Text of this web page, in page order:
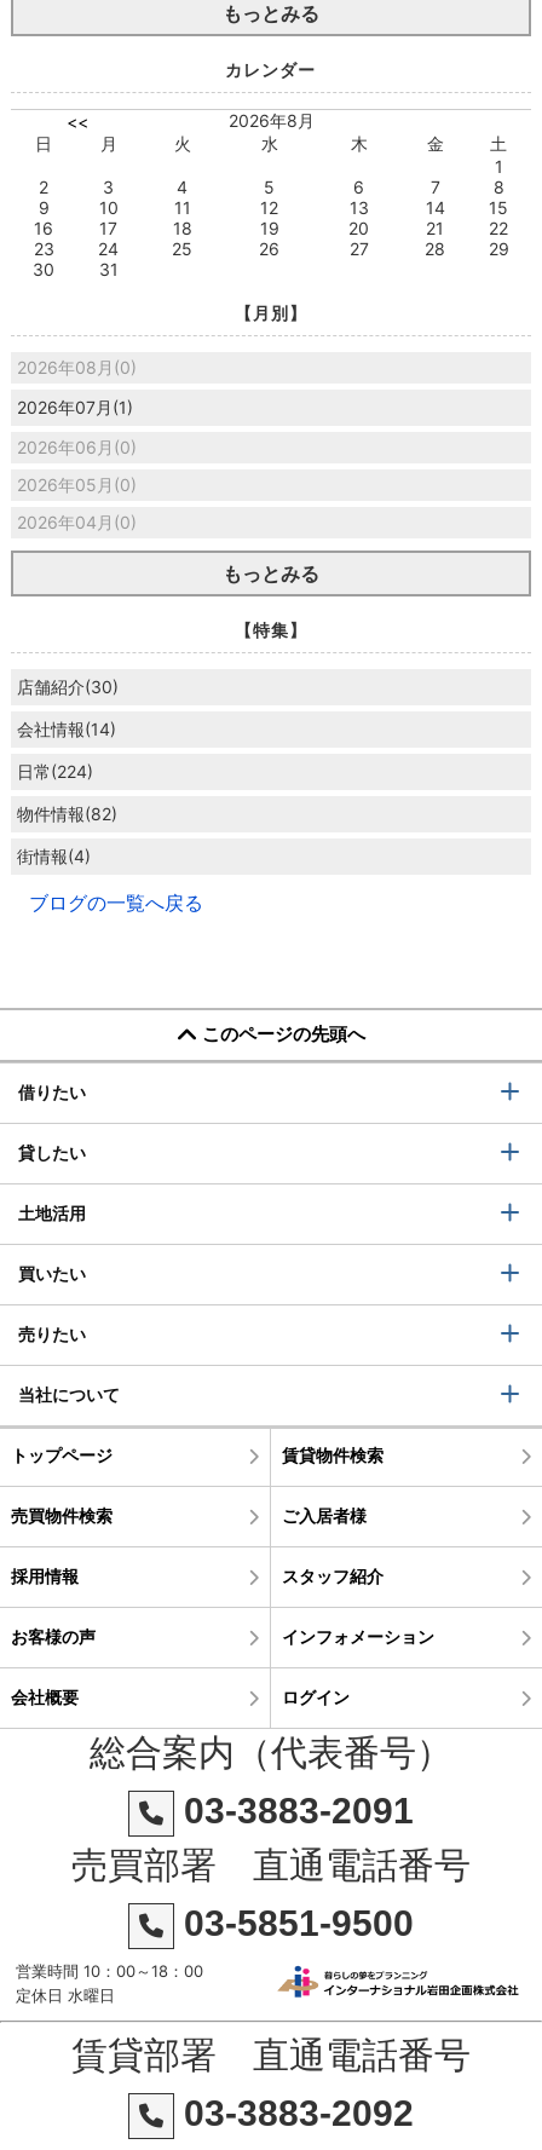
もっとみる
カレンダー
<<
2026年8月
日
月 火 水 木 金
土
1
2
3 4 5 6 7
8
9
10 11 12 13 14
15
16
17 18 19 20 21
22
23
24 25 26 27 28
29
30
31
【月別】
2026年08月(0)
2026年07月(1)
2026年06月(0)
2026年05月(0)
2026年04月(0)
もっとみる
【特集】
店舗紹介(30)
会社情報(14)
日常(224)
物件情報(82)
街情報(4)
ブログの一覧へ戻る
このページの先頭へ
借りたい
貸したい
土地活用
買いたい
売りたい
当社について
トップページ 賃貸物件検索
売買物件検索 ご入居者様
採用情報 スタッフ紹介
お客様の声 インフォメーション
会社概要 ログイン
総合案内（代表番号）
03-3883-2091
売買部署 直通電話番号
03-5851-9500
営業時間 10：00～18：00
定休日 水曜日
賃貸部署 直通電話番号
03-3883-2092